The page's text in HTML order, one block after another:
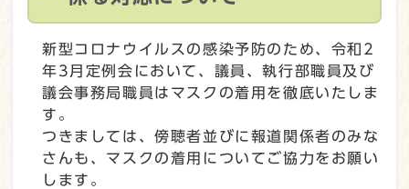
新型コロナウイルスの感染予防のため、令和2
年3月定例会において、議員、執行部職員及び
議会事務局職員はマスクの着用を徹底いたしま
す。
つきましては、傍聴者並びに報道関係者のみな
さんも、マスクの着用についてご協力をお願い
します。